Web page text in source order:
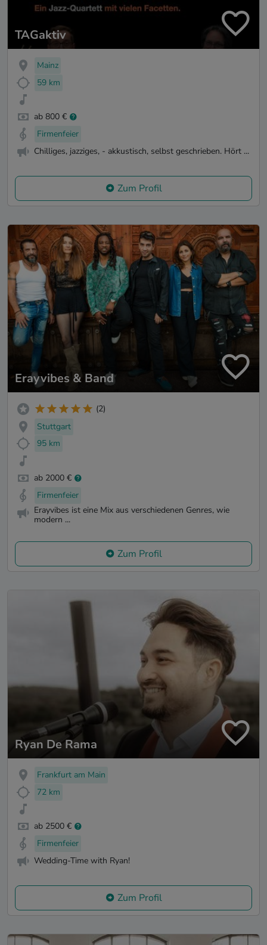
TAGaktiv
Mainz
59 km
ab 800 €
Firmenfeier
Chilliges, jazziges, - akkustisch, selbst geschrieben. Hört ...
Zum Profil
Erayvibes & Band
(2)
Stuttgart
95 km
ab 2000 €
Firmenfeier
Erayvibes ist eine Mix aus verschiedenen Genres, wie
modern ...
Zum Profil
Ryan De Rama
Frankfurt am Main
72 km
ab 2500 €
Firmenfeier
Wedding-Time with Ryan!
Zum Profil